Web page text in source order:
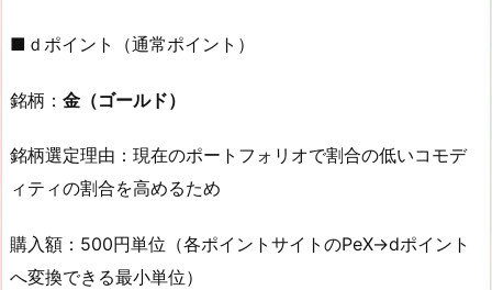
■ｄポイント（通常ポイント）
銘柄： 金（ゴールド）
銘柄選定理由：現在のポートフォリオで割合の低いコモデ
ィティの割合を高めるため
購入額：500円単位（各ポイントサイトのPeX→dポイント
へ変換できる最小単位）